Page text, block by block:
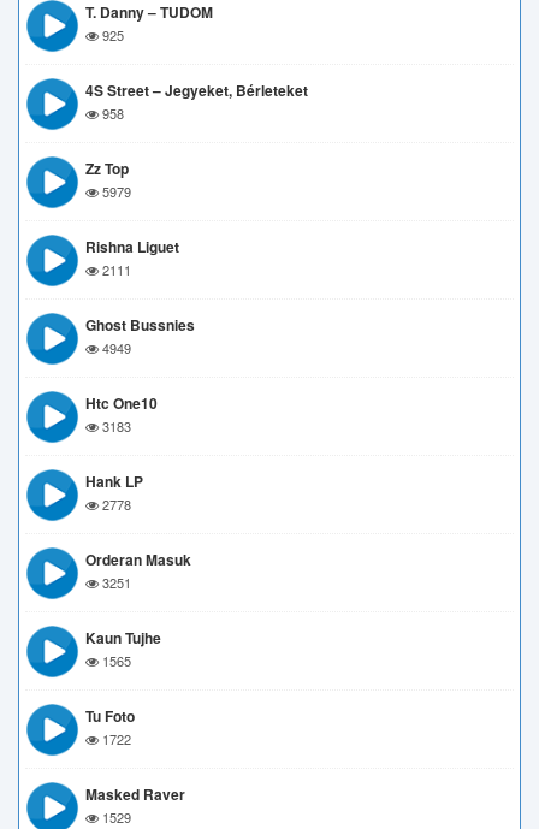
T. Danny – TUDOM
925
4S Street – Jegyeket, Bérleteket
958
Zz Top
5979
Rishna Liguet
2111
Ghost Bussnies
4949
Htc One10
3183
Hank LP
2778
Orderan Masuk
3251
Kaun Tujhe
1565
Tu Foto
1722
Masked Raver
1529